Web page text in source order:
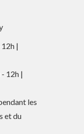
|
12h |
les
et du